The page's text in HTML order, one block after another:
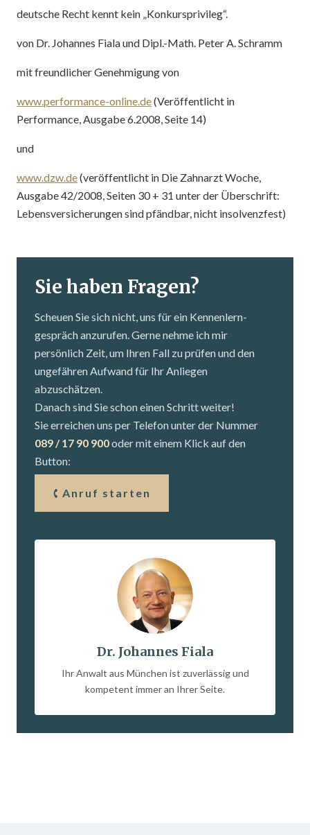
deutsche Recht kennt kein „Konkursprivileg“.
von Dr. Johannes Fiala und Dipl.-Math. Peter A. Schramm
mit freundlicher Genehmigung von
www.performance-online.de(Veröffentlicht in
Performance, Ausgabe 6.2008, Seite 14)
und
www.dzw.de(veröffentlicht in Die Zahnarzt Woche,
Ausgabe 42/2008, Seiten 30 + 31 unter der Überschrift:
Lebensversicherungen sind pfändbar, nicht insolvenzfest)
Sie haben Fragen?
Scheuen Sie sich nicht, uns für ein Kennenlern­
gespräch anzurufen. Gerne nehme ich mir
persönlich Zeit, um Ihren Fall zu prüfen und den
ungefähren Aufwand für Ihr Anliegen
abzuschätzen.
Danach sind Sie schon einen Schritt weiter!
Sie erreichen uns per Telefon unter der Nummer
089 / 17 90 900oder mit einem Klick auf den
Button:
Anruf starten
Dr. Johannes Fiala
Ihr Anwalt aus München ist zuverlässig und
kompetent immer an Ihrer Seite.